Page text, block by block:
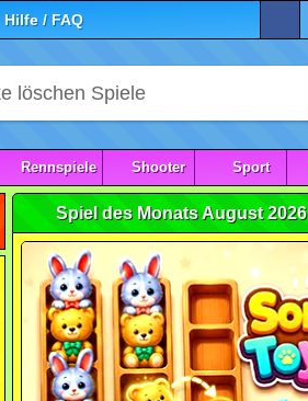
Hilfe / FAQ
Rennspiele Shooter Sport
Spiel des Monats August 2026